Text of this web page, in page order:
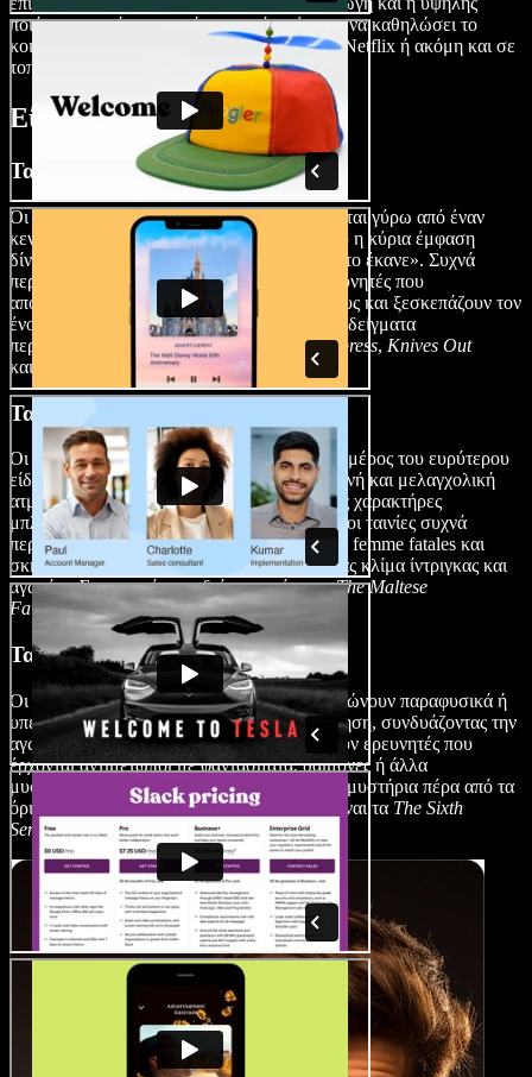
ποιότητας ταινία μυστηρίου σας είναι έτοιμη να καθηλώσει το
κοινό παγκοσμίως, σε πλατφόρμες όπως το Netflix ή ακόμη και σε
τοπικούς κινηματογράφους.
Είδη Ταινιών Μυστηρίου
Ταινίες Μυστηρίου Whodunit
Οι ταινίες μυστηρίου whodunit περιστρέφονται γύρω από έναν
κεντρικό γρίφο, συνήθως ένα έγκλημα, όπου η κύρια έμφαση
δίνεται στην επίλυση του μυστηρίου «ποιος το έκανε». Συχνά
περιλαμβάνουν ντετέκτιβ ή ερασιτέχνες ερευνητές που
αποκαλύπτουν στοιχεία, ανακρίνουν υπόπτους και ξεσκεπάζουν τον
ένοχο σε μια κορυφαία λύση. Κλασικά παραδείγματα
περιλαμβάνουν τις
Murder on the Orient Express, Knives Out
και
Ταινίες Νουάρ Μυστηρίου
Οι ταινίες νουάρ μυστηρίου, που αποτελούν μέρος του ευρύτερου
είδους film noir, χαρακτηρίζονται από σκοτεινή και μελαγχολική
ατμόσφαιρα, συχνά με ηθικά διφορούμενους χαρακτήρες
μπλεγμένους σε πολύπλοκες πλοκές. Αυτές οι ταινίες συχνά
περιλαμβάνουν σκληροτράχηλους ντετέκτιβ, femme fatales και
σκηνοθεσία με έντονες σκιές, δημιουργώντας κλίμα ίντριγκας και
αγωνίας. Σημαντικά παραδείγματα είναι ταThe Maltese
Falconκαι Chinatown .
Ταινίες Υπερφυσικού Μυστηρίου
Οι ταινίες υπερφυσικού μυστηρίου ενσωματώνουν παραφυσικά ή
υπερκόσμια στοιχεία στη μυστηριώδη αφήγηση, συνδυάζοντας την
αγωνία με το υπερφυσικό. Συχνά ακολουθούν ερευνητές που
έρχονται αντιμέτωποι με φαντάσματα, δαίμονες ή άλλα
μυστικιστικά φαινόμενα, καθώς εξιχνιάζουν μυστήρια πέρα από τα
όρια του φυσικού κόσμου. Παραδείγματα είναι τα The Sixth
SenseκαιThe Others.